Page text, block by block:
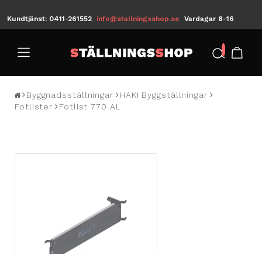
Kundtjänst: 0411-261552 info@stallningsshop.se Vardagar 8-16
/
Byggnadsställningar
HAKI Byggställningar
Fotlister
Fotlist 770 AL